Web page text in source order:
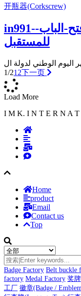
开瓶器(Corkscrew)
in991-مع-الإيمان-كمفتاح-افتح-الباب-
للمستقبل
1/21 2下一页
Load More
I M K. I N T E R N A T
Home
product
Email
Contact us
Top
Badge Factory Belt buckle
factory Medal Factory 奖
工厂 徽章(Badge /